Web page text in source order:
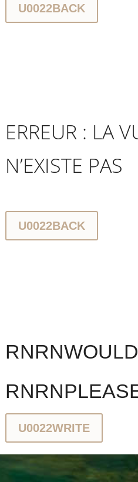
U0022BACK
ERREUR : LA
N’EXISTE PAS
U0022BACK
U0022WRITE